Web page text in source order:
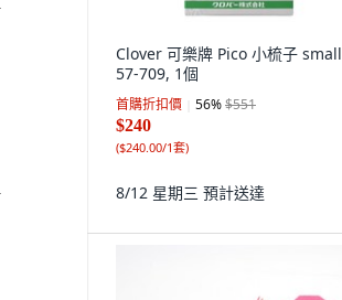
Clover 可樂牌 Pico 小梳子 small
57-709, 1個
首購折扣價 56%$551
$240
($240.00/1套)
8/12 星期三 預計送達